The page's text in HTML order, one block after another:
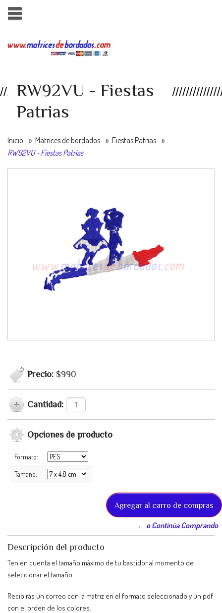
RW92VU - Fiestas
Patrias
Inicio » Matrices de bordados » Fiestas Patrias »
RW92VU - Fiestas Patrias
Precio: $990
Cantidad:
Opciones de producto
Formato:
Tamaño:
← o Continúa Comprando
Descripción del producto
Ten en cuenta el tamaño máximo de tu bastidor al momento de
seleccionar el tamaño.
Recibirás un correo con la matriz en el formato seleccionado y un pdf
con el orden de los colores.